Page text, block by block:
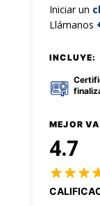
Iniciar un
Llámanos
INCLUYE:
MEJOR
4.7